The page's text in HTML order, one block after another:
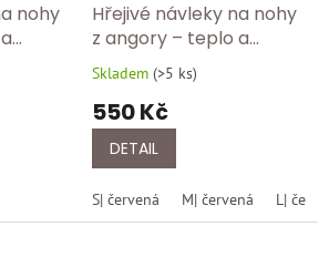
nohy
Hřejivé návleky na nohy
z angory – teplo a
bezpečný krok s
Průměrné
hodnocení
produktu
5,0
5
hvězdiček.
Skladem (>5 ks)
550 Kč
DETAIL
S| červená M| červená L|